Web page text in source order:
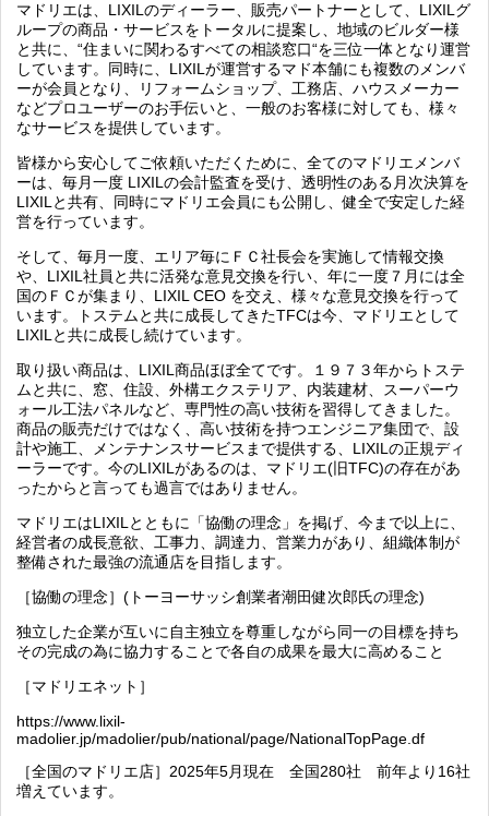
マドリエは、 LIXILのディーラー、販売パートナーとして、 LIXILグ
ループの商品・サービスをトータルに提案し、地域のビルダー様
と共に、 “住まいに関わるすべての相談窓口“を三位一体となり運営
しています。同時に、LIXILが運営するマド本舗にも複数のメンバ
ーが会員となり、リフォームショップ、工務店、ハウスメーカー
などプロユーザーのお手伝いと、一般のお客様に対しても、様々
なサービスを提供しています。
皆様から安心してご依頼いただくために、全てのマドリエメンバ
ーは、毎月一度 LIXILの会計監査を受け、透明性のある月次決算を
LIXILと共有、同時にマドリエ会員にも公開し、健全で安定した経
営を行っています。
そして、毎月一度、エリア毎にＦＣ社長会を実施して情報交換
や、 LIXIL社員と共に活発な意見交換を行い、年に一度７ 月には全
国のＦＣが集まり、 LIXIL CEO を交え、様々な意見交換を行って
います。トステムと共に成長してきたTFCは今、マドリエとして
LIXILと共に成長し続けています。
取り扱い商品は、 LIXIL商品ほぼ全てです。１９７３年からトステ
ムと共に、窓、住設、外構エクステリア、内装建材、スーパーウ
ォール工法パネルなど、専門性の高い技術を習得してきました。
商品の販売だけではなく、高い技術を持つエンジニア集団で、設
計や施工、メンテナンスサービスまで提供する、LIXILの正規ディ
ーラーです。今のLIXILがあるのは、マドリエ(旧TFC)の存在があ
ったからと言っても過言ではありません。
マドリエはLIXILとともに「協働の理念」を掲げ、今まで以上に、
経営者の成長意欲、工事力、調達力、営業力があり、組織体制が
整備された最強の流通店を目指します。
［協働の理念］(トーヨーサッシ創業者潮田健次郎氏の理念)
独立した企業が互いに自主独立を尊重しながら同一の目標を持ち
その完成の為に協力することで各自の成果を最大に高めること
［マドリエネット］
https://www.lixil-
madolier.jp/madolier/pub/national/page/NationalTopPage.df
［全国のマドリエ店］2025年5月現在 全国280社 前年より16社
増えています。